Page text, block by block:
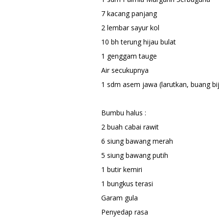
7 kacang panjang
2 lembar sayur kol
10 bh terung hijau bulat
1 genggam tauge
Air secukupnya
1 sdm asem jawa (larutkan, buang
Bumbu halus :
2 buah cabai rawit
6 siung bawang merah
5 siung bawang putih
1 butir kemiri
1 bungkus terasi
Garam gula
Penyedap rasa